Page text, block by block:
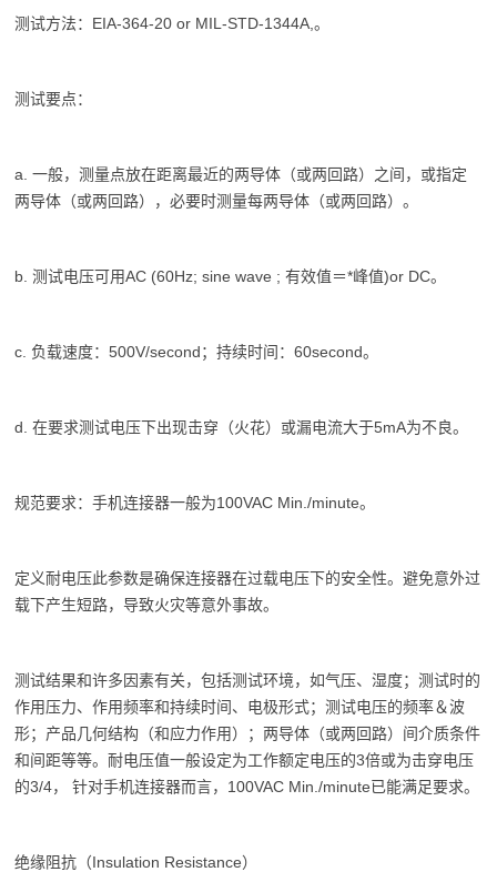
测试方法：EIA-364-20 or MIL-STD-1344A,。
测试要点：
a. 一般，测量点放在距离最近的两导体（或两回路）之间，或指定
两导体（或两回路），必要时测量每两导体（或两回路）。
b. 测试电压可用AC (60Hz; sine wave ; 有效值＝*峰值)or DC。
c. 负载速度：500V/second；持续时间：60second。
d. 在要求测试电压下出现击穿（火花）或漏电流大于5mA为不良。
规范要求：手机连接器一般为100VAC Min./minute。
定义耐电压此参数是确保连接器在过载电压下的安全性。避免意外过
载下产生短路，导致火灾等意外事故。
测试结果和许多因素有关，包括测试环境，如气压、湿度；测试时的
作用压力、作用频率和持续时间、电极形式；测试电压的频率＆波
形；产品几何结构（和应力作用）；两导体（或两回路）间介质条件
和间距等等。耐电压值一般设定为工作额定电压的3倍或为击穿电压
的3/4， 针对手机连接器而言，100VAC Min./minute已能满足要求。
绝缘阻抗（Insulation Resistance）